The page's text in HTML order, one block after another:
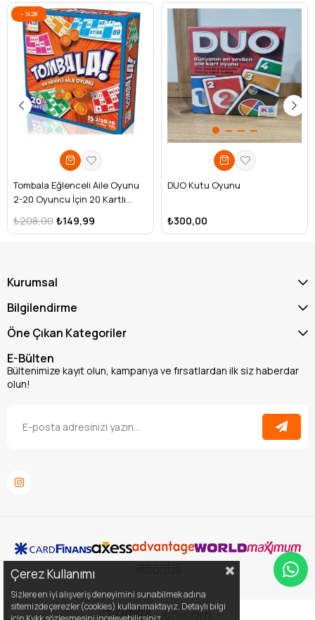
Tombala Eğlenceli Aile Oyunu
2-20 Oyuncu İçin 20 Kartlı
₺149,99
₺208,00
%28
DUO Kutu Oyunu
₺300,00
Kurumsal
Bilgilendirme
Öne Çıkan Kategoriler
E-Bülten
Bültenimize kayıt olun, kampanya ve fırsatlardan ilk siz haberdar
olun!
Çerez Kullanımı
Sizlere en iyi alışveriş deneyimini sunabilmek adına
sitemizde çerezler(cookies) kullanmaktayız. Detaylı bilgi